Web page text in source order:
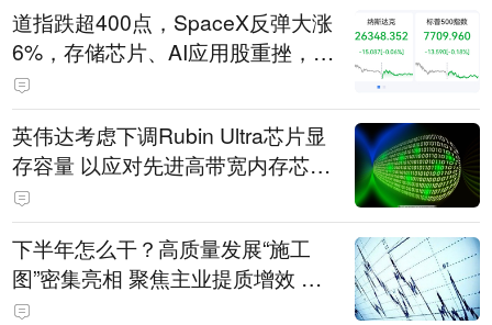
道指跌超400点，SpaceX反弹大涨
6%，存储芯片、AI应用股重挫，西
部数据跌超13%，国际油价走强
英伟达考虑下调Rubin Ultra芯片显
存容量 以应对先进高带宽内存芯片
短缺问题
下半年怎么干？高质量发展“施工
图”密集亮相 聚焦主业提质增效 国
资央企向AI要动能